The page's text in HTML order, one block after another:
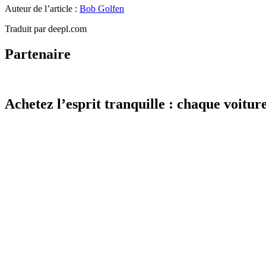
Auteur de l’article : Bob Golfen
Traduit par deepl.com
Partenaire
Achetez l’esprit tranquille : chaque